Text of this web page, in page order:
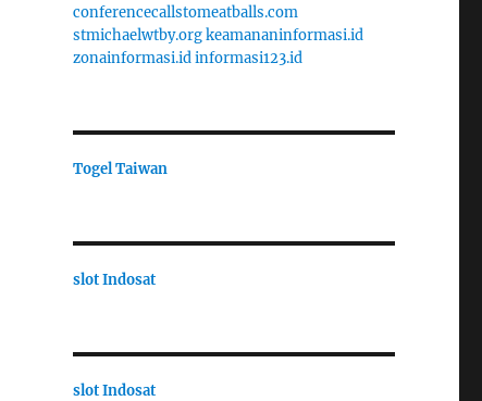
conferencecallstomeatballs.com
stmichaelwtby.orgkeamananinformasi.id
zonainformasi.idinformasi123.id
Togel Taiwan
slot Indosat
slot Indosat